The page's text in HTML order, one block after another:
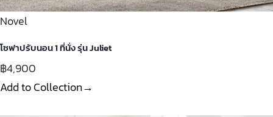
Novel
โซฟาปรับนอน 1 ที่นั่ง รุ่น Juliet
฿4,900
Add to Collection→